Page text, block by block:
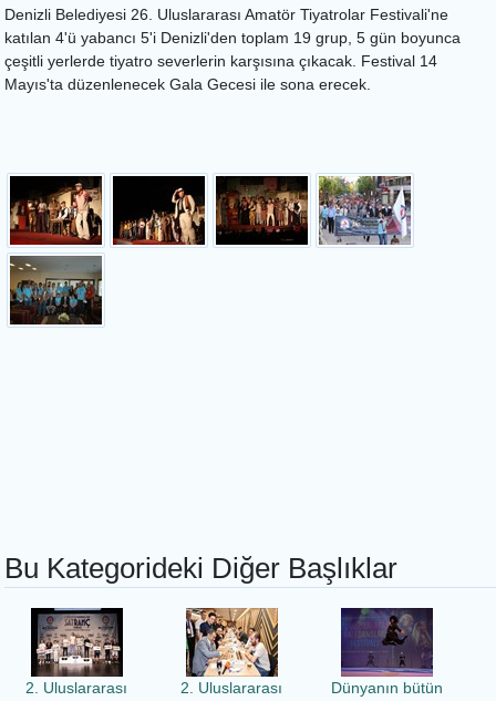
Denizli Belediyesi 26. Uluslararası Amatör Tiyatrolar Festivali'ne
katılan 4'ü yabancı 5'i Denizli'den toplam 19 grup, 5 gün boyunca
çeşitli yerlerde tiyatro severlerin karşısına çıkacak. Festival 14
Mayıs'ta düzenlenecek Gala Gecesi ile sona erecek.
Bu Kategorideki Diğer Başlıklar
2. Uluslararası
2. Uluslararası
Dünyanın bütün